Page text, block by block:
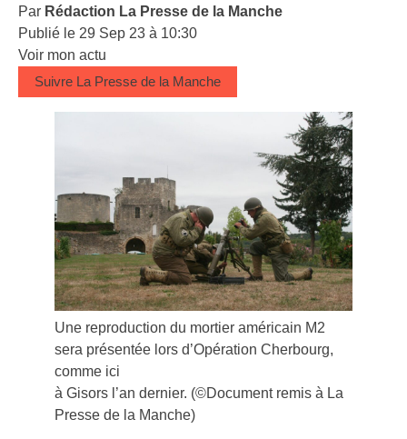
Par Rédaction La Presse de la Manche
Publié le 29 Sep 23 à 10:30
Voir mon actu
Suivre La Presse de la Manche
Une reproduction du mortier américain M2
sera présentée lors d’Opération Cherbourg,
comme ici
à Gisors l’an dernier. (©Document remis à La
Presse de la Manche)